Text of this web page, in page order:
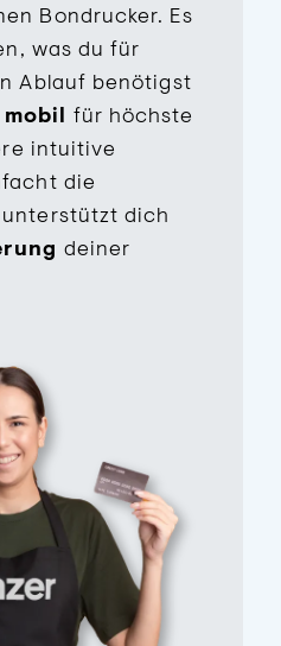
Bondrucker. Es
was du für
Ablauf benötigst
für höchste
intuitive
die
dich
deiner